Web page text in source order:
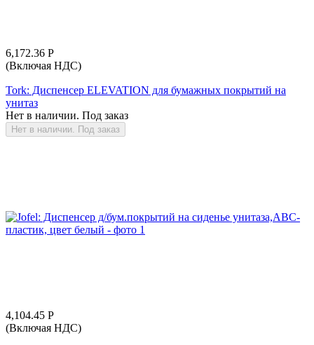
6,172.36 Р
(Включая НДС)
Tork: Диспенсер ELEVATION для бумажных покрытий на
унитаз
Нет в наличии. Под заказ
Нет в наличии. Под заказ
4,104.45 Р
(Включая НДС)